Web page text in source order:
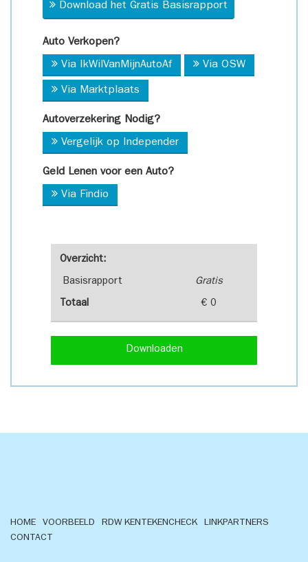
Overzicht:
Basisrapport Gratis
Totaal € 0
Downloaden
Download het Gratis Basisrapport
Auto Verkopen?
Via IkWilVanMijnAutoAf Via OSW
Via Marktplaats
Autoverzekering Nodig?
Vergelijk op Independer
Geld Lenen voor een Auto?
Via Findio
HOME VOORBEELD RDW KENTEKENCHECK
LINKPARTNERS
CONTACT